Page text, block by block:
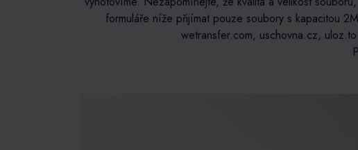
formuláře níže přijímat pouze soubory s kapacitou
wetransfer.com, uschovna.cz,